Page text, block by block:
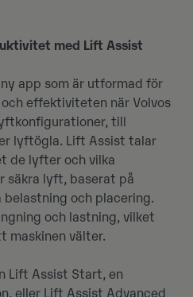
med Lift Assist
app som är utformad för
effektiviteten när Volvos
till
lyftögla. Lift Assist talar
de lyfter och vilka
säkra lyft, baserat på
belastning och placering.
och lastning, vilket
maskinen välter.
Lift Assist Start, en
eller Lift Assist Advanced